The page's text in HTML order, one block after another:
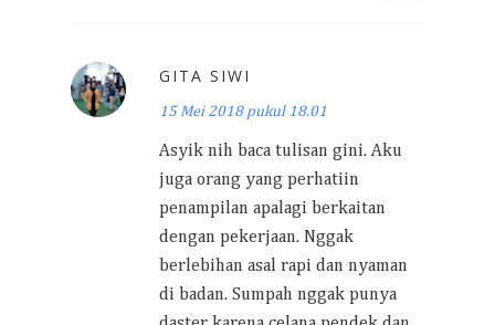
GITA SIWI
15 Mei 2018 pukul 18.01
Asyik nih baca tulisan gini. Aku
juga orang yang perhatiin
penampilan apalagi berkaitan
dengan pekerjaan. Nggak
berlebihan asal rapi dan nyaman
di badan. Sumpah nggak punya